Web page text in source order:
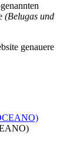
(Belugas und
genauere